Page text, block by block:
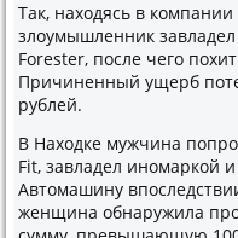
Так, находясь в
злоумышленник
Forester, после чего
Причиненный ущерб
рублей.
В Находке мужчина
Fit, завладел иномаркой
Автомашину
женщина обнаружила